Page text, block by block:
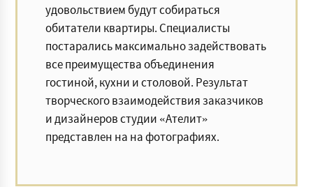
удовольствием будут собираться
обитатели квартиры. Специалисты
постарались максимально задействовать
все преимущества объединения
гостиной, кухни и столовой. Результат
творческого взаимодействия заказчиков
и дизайнеров студии «Ателит»
представлен на на фотографиях.